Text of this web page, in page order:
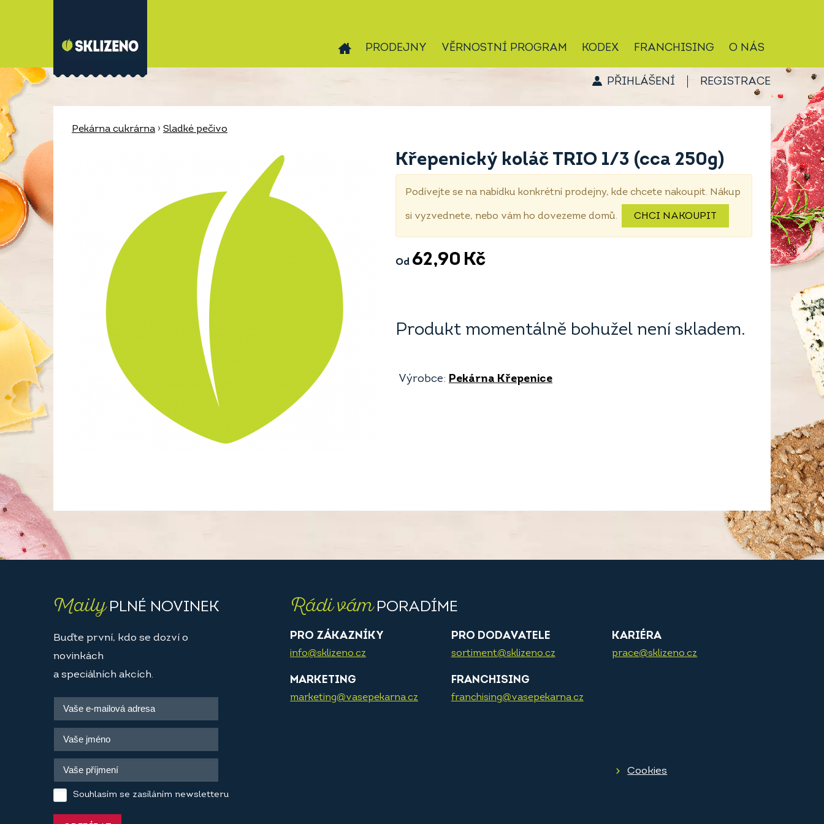
PRODEJNY VĚRNOSTNÍ PROGRAM KODEX FRANCHISING O NÁS
PŘIHLÁŠENÍ REGISTRACE
Pekárna cukrárna › Sladké pečivo
Křepenický koláč TRIO 1/3 (cca 250g)
Podívejte se na nabídku konkrétní prodejny, kde chcete nakoupit. Nákup
si vyzvednete, nebo vám ho dovezeme domů. CHCI NAKOUPIT
Od 62,90 Kč
Produkt momentálně bohužel není skladem.
Výrobce: Pekárna Křepenice
MailyPLNÉ NOVINEK
Buďte první, kdo se dozví o
novinkách
a speciálních akcích.
Souhlasím se zasíláním newsletteru
Rádi vámPORADÍME
PRO ZÁKAZNÍKY
info@sklizeno.cz
PRO DODAVATELE
sortiment@sklizeno.cz
KARIÉRA
prace@sklizeno.cz
MARKETING
marketing@vasepekarna.cz
FRANCHISING
franchising@vasepekarna.cz
Cookies